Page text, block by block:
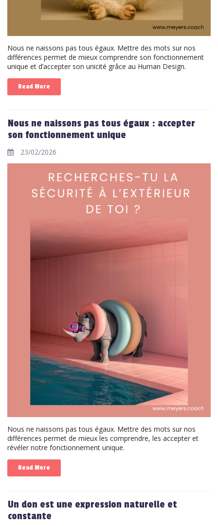
Nous ne naissons pas tous égaux. Mettre des mots sur nos
différences permet de mieux comprendre son fonctionnement
unique et d’accepter son unicité grâce au Human Design.
Read More
Nous ne naissons pas tous égaux : accepter
son fonctionnement unique
23/02/2026
Nous ne naissons pas tous égaux. Mettre des mots sur nos
différences permet de mieux les comprendre, les accepter et
révéler notre fonctionnement unique.
Read More
Un don est une expression naturelle et
constante